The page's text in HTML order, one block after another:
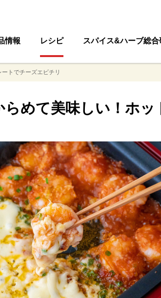
情報 レシピ スパイス&ハーブ総合
トでチーズエビチリ
らめて美味しい！ホ